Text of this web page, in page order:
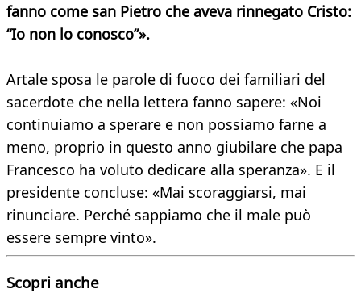
fanno come san Pietro che aveva rinnegato Cristo:
“Io non lo conosco”».
Artale sposa le parole di fuoco dei familiari del
sacerdote che nella lettera fanno sapere: «Noi
continuiamo a sperare e non possiamo farne a
meno, proprio in questo anno giubilare che papa
Francesco ha voluto dedicare alla speranza». E il
presidente concluse: «Mai scoraggiarsi, mai
rinunciare. Perché sappiamo che il male può
essere sempre vinto».
Scopri anche